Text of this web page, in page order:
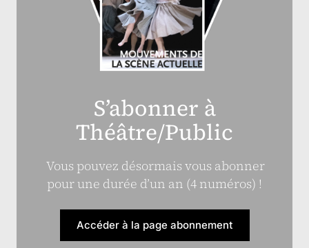
S’abonner à
Théâtre/Public
Vous pouvez désormais vous abonner
pour une durée d’un an (4 numéros) !
Accéder à la page abonnement